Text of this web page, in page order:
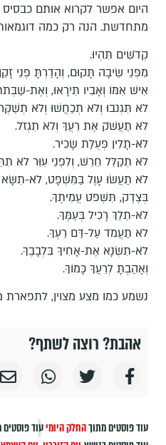
היום אפשר לקרוא אותם כבסיס
מתחדשת. הנה רק כמה
קְדֹשִׁים תִּהְיוּ.
מִפְּנֵי שֵׂיבָה תָּקוּם, וְהָדַרְתָּ פְּנֵי
אִישׁ אִמּוֹ וְאָבִיו תִּירָאוּ, וְאֶת-
לֹא תִּגְנֹבוּ וְלֹא תְכַחֲשׁוּ וְלֹא
לֹא תַעֲשֹׁק אֶת רֵעֲךָ וְלֹא תִגְזֹל.
לֹא-תָלִין פְּעֻלַּת שָׂכִיר.
לֹא תְקַלֵּל חֵרֵשׁ, וְלִפְנֵי עִוֵּר לֹא
לֹא תַעֲשׂוּ עָוֶל בַּמִּשְׁפָּט, לֹא-תִשָּׂא
בְּצֶדֶק, תִּשְׁפֹּט עֲמִיתֶךָ.
לֹא-תֵלֵךְ רָכִיל בְּעַמֶּךָ.
לֹא תַעֲמֹד עַל-דַּם רֵעֶךָ.
לֹא-תִשְׂנָא אֶת-אָחִיךָ בִּלְבָבֶךָ.
וְאָהַבְתָּ לְרֵעֲךָ כָּמוֹךָ.
נשמע כמו מצע מצוין, לתפארת
אהבת? רוצה לשתף?
עוד פוסטים מתוךהחלק היומיעוד